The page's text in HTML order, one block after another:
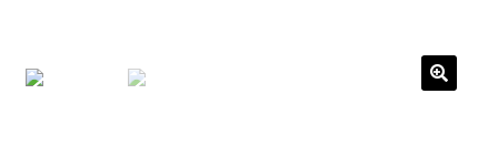
le
sous-
Ouvrir